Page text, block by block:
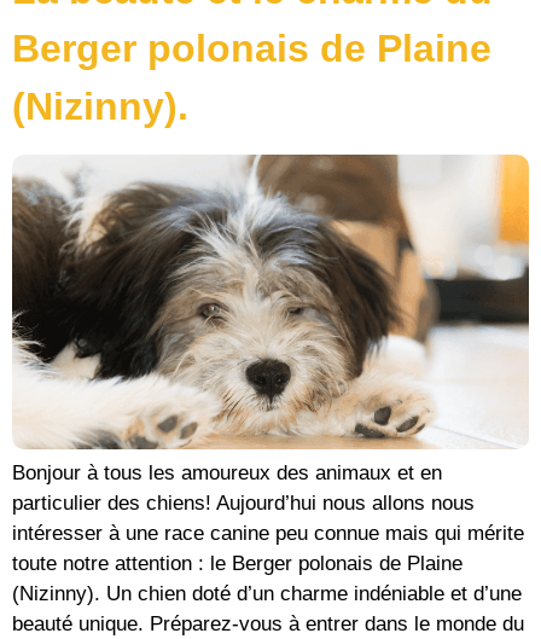
Berger polonais de Plaine
(Nizinny).
Bonjour à tous les amoureux des animaux et en
particulier des chiens! Aujourd’hui nous allons nous
intéresser à une race canine peu connue mais qui mérite
toute notre attention : le Berger polonais de Plaine
(Nizinny). Un chien doté d’un charme indéniable et d’une
beauté unique. Préparez-vous à entrer dans le monde du